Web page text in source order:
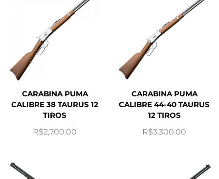
CARABINA PUMA
CALIBRE 38 TAURUS 12
TIROS
R$2,700.00
CARABINA PUMA
CALIBRE 44-40 TAURUS
12 TIROS
R$3,300.00